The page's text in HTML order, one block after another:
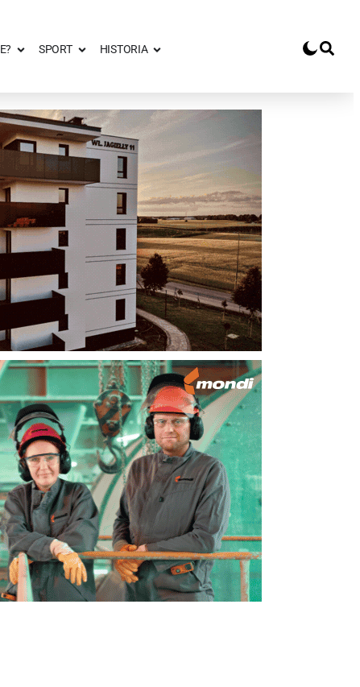
SPORT HISTORIA